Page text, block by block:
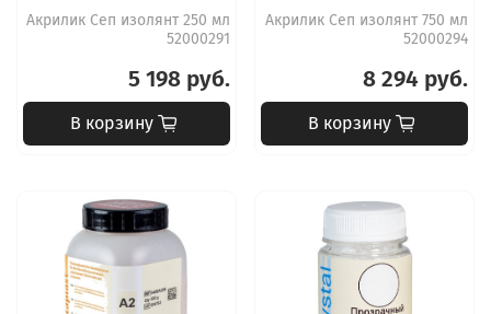
Акрилик Сеп изолянт 250 мл
52000291
5 198 руб.
В корзину
Акрилик Сеп изолянт 750 мл
52000294
8 294 руб.
В корзину